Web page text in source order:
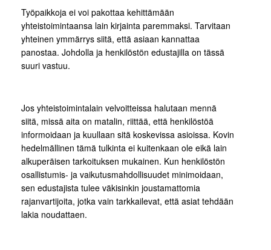
Työpaikkoja ei voi pakottaa kehittämään
yhteistoimintaansa lain kirjainta paremmaksi. Tarvitaan
yhteinen ymmärrys siitä, että asiaan kannattaa
panostaa. Johdolla ja henkilöstön edustajilla on tässä
suuri vastuu.
Jos yhteistoimintalain velvoitteissa halutaan mennä
siitä, missä aita on matalin, riittää, että henkilöstöä
informoidaan ja kuullaan sitä koskevissa asioissa. Kovin
hedelmällinen tämä tulkinta ei kuitenkaan ole eikä lain
alkuperäisen tarkoituksen mukainen. Kun henkilöstön
osallistumis- ja vaikutusmahdollisuudet minimoidaan,
sen edustajista tulee väkisinkin joustamattomia
rajanvartijoita, jotka vain tarkkailevat, että asiat tehdään
lakia noudattaen.